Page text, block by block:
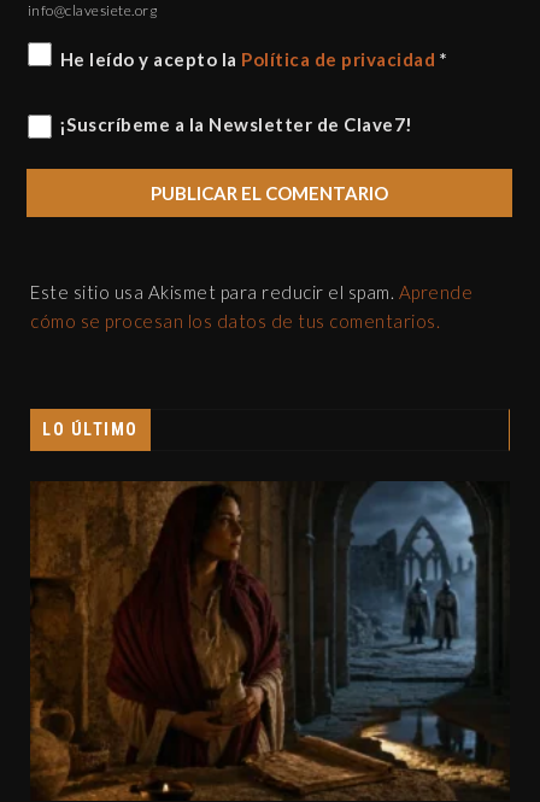
gro.eteisevalc@ofni
He leído y acepto la Política de privacidad *
¡Suscríbeme a la Newsletter de Clave7!
Este sitio usa Akismet para reducir el spam. Aprende
cómo se procesan los datos de tus comentarios.
LO ÚLTIMO